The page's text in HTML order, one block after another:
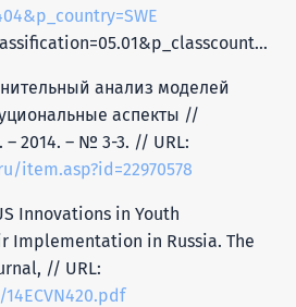
анализ моделей
аспекты //
2014. – № 3-3. // URL:
item.asp?id=22970578
Innovations in Youth
Implementation in Russia. The
// URL: